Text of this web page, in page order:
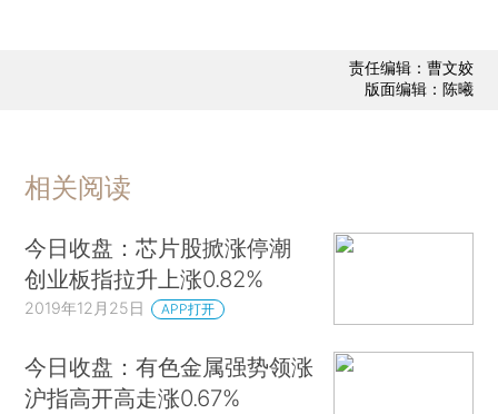
责任编辑：曹文姣
版面编辑：陈曦
相关阅读
今日收盘：芯片股掀涨停潮
创业板指拉升上涨0.82%
2019年12月25日 APP打开
今日收盘：有色金属强势领涨
沪指高开高走涨0.67%